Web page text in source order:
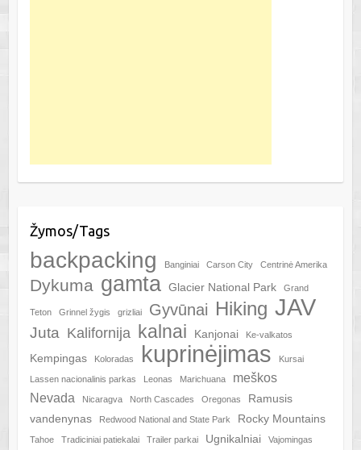
Žymos/Tags
backpacking Banginiai Carson City Centrinė Amerika
Dykuma gamta Glacier National Park Grand
Teton Grinnel žygis grizliai Gyvūnai Hiking JAV
Juta Kalifornija kalnai Kanjonai Ke-valkatos
Kempingas Koloradas kuprinėjimas Kursai
Lassen nacionalinis parkas Leonas Marichuana
meškos
Nevada
Nicaragva North Cascades Oregonas
Ramusis
vandenynas
Redwood National and State Park Rocky Mountains
Tahoe Tradiciniai patiekalai Trailer parkai Ugnikalniai Vajomingas